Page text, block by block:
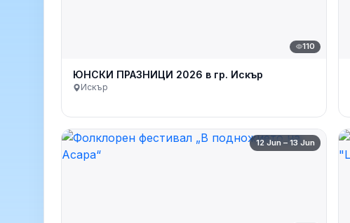
110
ЮНСКИ ПРАЗНИЦИ 2026 в гр. Искър
Искър
12 Jun – 13 Jun